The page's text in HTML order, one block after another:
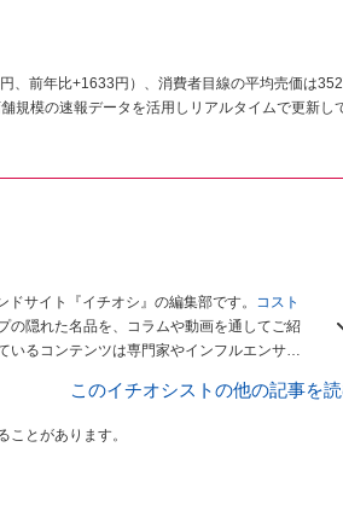
、前年比+1633円）、消費者目線の平均売価は
規模の速報データを活用しリアルタイムで更新し
サイト『イチオシ』の編集部です。
コスト
の隠れた名品を、コラムや動画を通してご紹
いるコンテンツは専門家やインフルエンサー
このイチオシストの他の記事を
とがあります。